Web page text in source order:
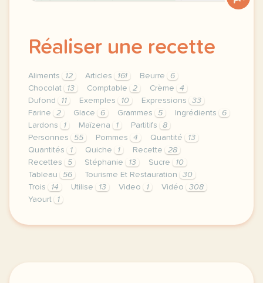
Réaliser une recette
Aliments 12 Articles 161 Beurre
6
Chocolat
13 Comptable 2 Crème
4
Dufond
11 Exemples 10 Expressions
33
Farine
2 Glace 6 Grammes 5 Ingrédients
6
Lardons
1 Maïzena 1 Partitifs
8
Personnes
55 Pommes 4 Quantité
13
Quantités
1 Quiche 1 Recette
28
Recettes
5 Stéphanie 13 Sucre
10
Tableau
56 Tourisme Et Restauration
30
Trois
14 Utilise 13 Video 1 Vidéo
308
Yaourt
1
theme tourisme et restauration duree 120